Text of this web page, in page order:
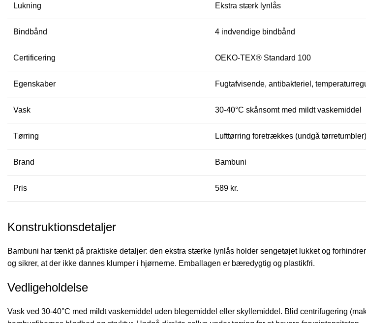
Lukning Ekstra stærk lynlås
Bindbånd 4 indvendige bindbånd
Certificering OEKO-TEX® Standard 100
Egenskaber Fugtafvisende, antibakteriel,
Vask 30-40°C skånsomt med mildt vaskemiddel
Tørring Lufttørring foretrækkes (undgå tørretumbler)
Brand Bambuni
Pris 589 kr.
Konstruktionsdetaljer
Bambuni har tænkt på praktiske detaljer: den ekstra stærke lynlås holder sengetøjet lukket og
og sikrer, at der ikke dannes klumper i hjørnerne. Emballagen er bæredygtig og plastikfri.
Vedligeholdelse
Vask ved 30-40°C med mildt vaskemiddel uden blegemiddel eller skyllemiddel. Blid centrifugering